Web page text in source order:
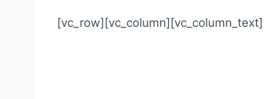
[vc_row][vc_column][vc_column_text]